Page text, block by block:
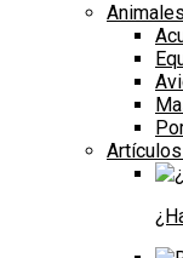
Animales